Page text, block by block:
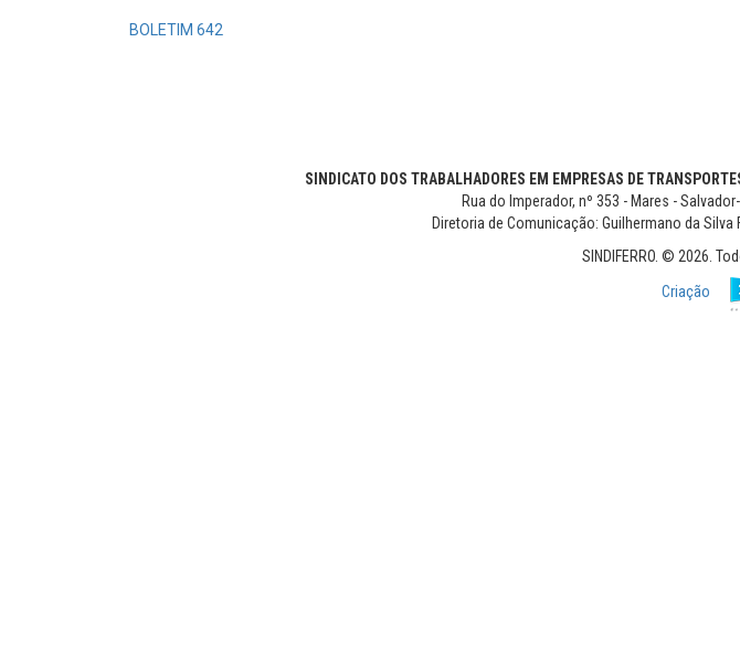
BOLETIM 642
SINDICATO DOS TRABALHADORES EM EMPRESAS DE
Rua do Imperador, nº 353 - Mares -
Diretoria de Comunicação: Guilhermano da
SINDIFERRO. © 2026.
Criação